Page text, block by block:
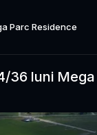
Parc Residence
36 luni